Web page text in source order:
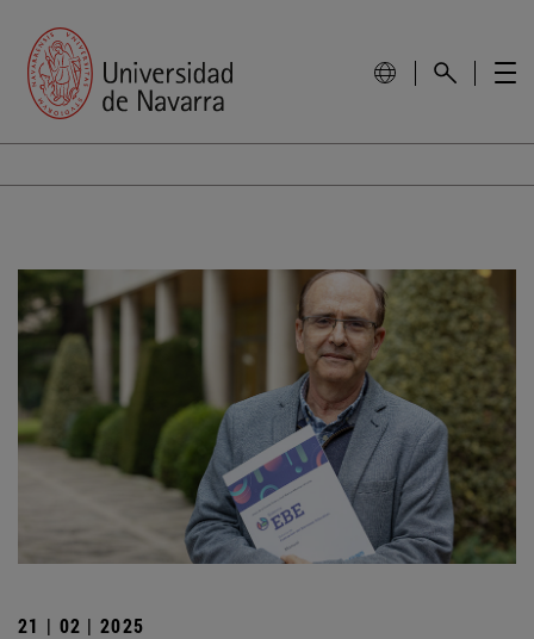
21 | 02 | 2025